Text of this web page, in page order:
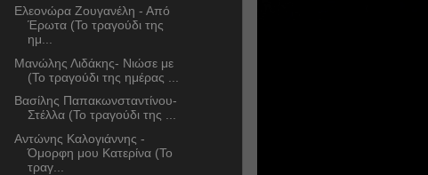
Ελεονώρα Ζουγανέλη - Από
Έρωτα (Το τραγούδι της
ημ...
Μανώλης Λιδάκης- Νιώσε με
(Το τραγούδι της ημέρας ...
Βασίλης Παπακωνσταντίνου-
Στέλλα (Το τραγούδι της ...
Αντώνης Καλογιάννης -
Όμορφη μου Κατερίνα (Το
τραγ...